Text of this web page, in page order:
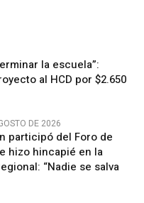
la escuela”:
al HCD por $2.650
DE 2026
participó del Foro de
hizo hincapié en la
“Nadie se salva